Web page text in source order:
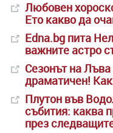
Любовен
Ето какво да
Edna.bg пита
важните астро
Сезонът на
драматичен!
Плутон във
събития: каква
през